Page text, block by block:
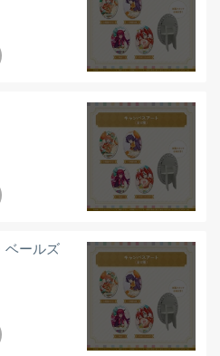
ベールズ